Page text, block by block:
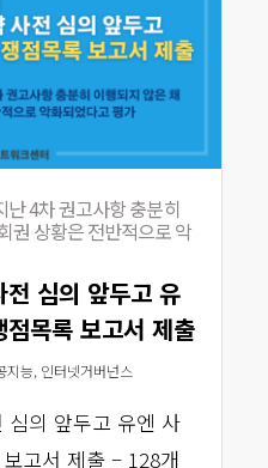
4차 권고사항 충분히
권 상황은 전반적으로 악
심의 앞두고 유
목록 보고서 제출
지능, 인터넷거버넌스
심의 앞두고 유엔 사
고서 제출 – 128개